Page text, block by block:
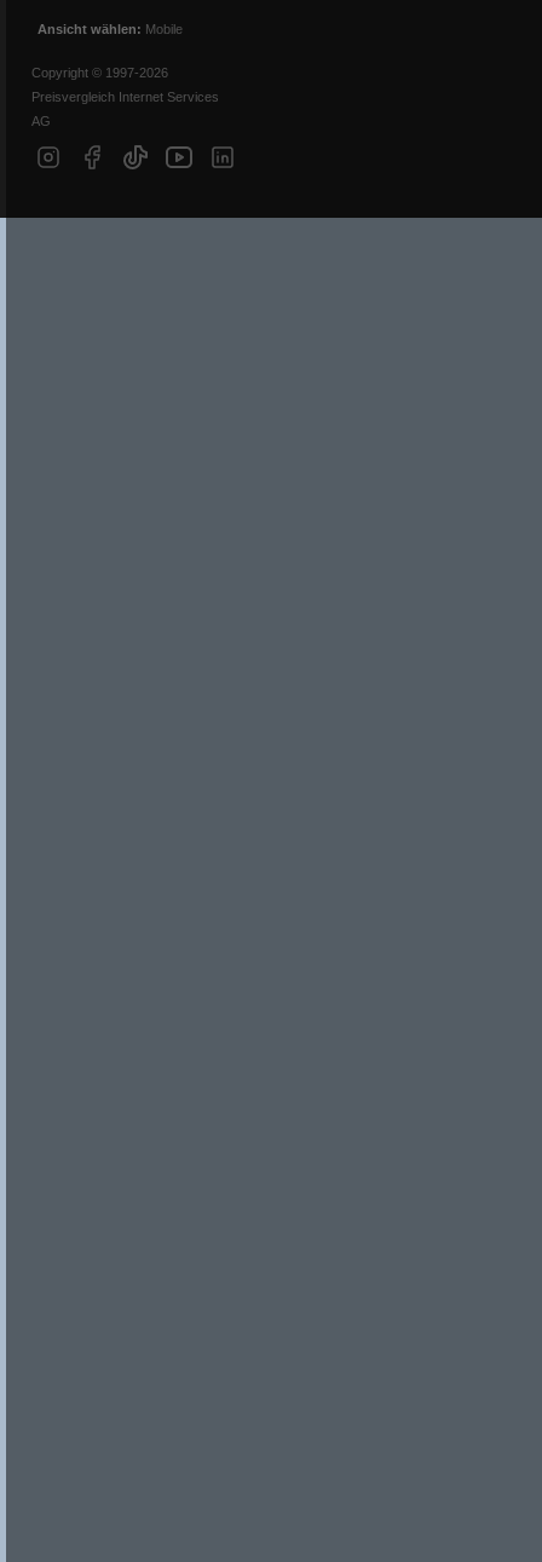
Ansicht wählen: Mobile
Copyright © 1997-2026
Preisvergleich Internet Services
AG